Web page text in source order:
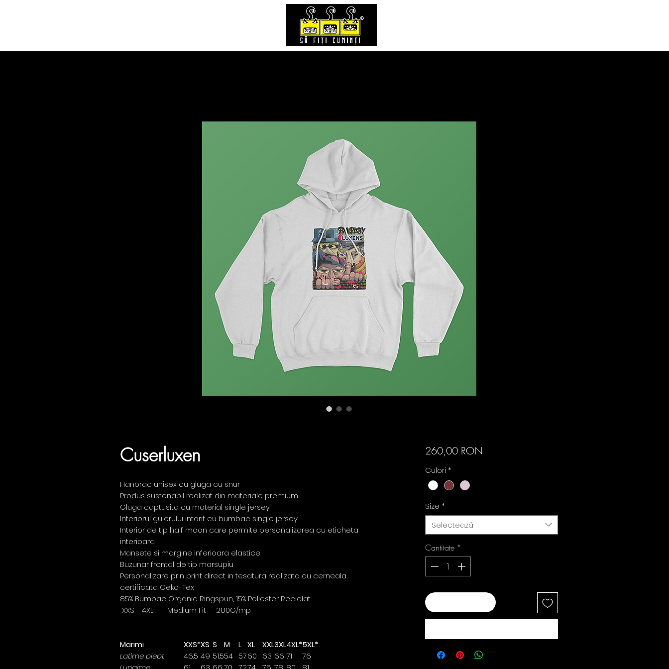
Cuserluxen
Hanorac unisex cu gluga cu snur
Produs sustenabil realizat din materiale premium
Gluga captusita cu material single jersey
Interiorul gulerului intarit cu bumbac single jersey
Interior de tip half moon care permite personalizarea cu eticheta
interioara
Mansete si margine inferioara elastice
Buzunar frontal de tip marsupiu
Personalizare prin print direct in tesatura realizata cu cerneala
certificata Oeko-Tex
85% Bumbac Organic Ringspun, 15% Poliester Reciclat
XXS - 4XL Medium Fit 280G/mp
Marimi XXS*XS S M L XL XXL3XL4XL*5XL*
Latime piept
46.5 49 51.554 5760 63 66 71
76
260,00 RON
Culori *
Size *
Selectează
Cantitate *